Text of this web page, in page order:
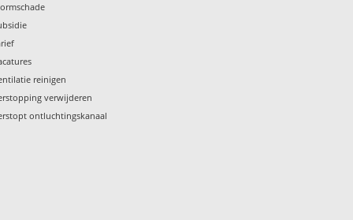
reinigen
verwijderen
ontluchtingskanaal